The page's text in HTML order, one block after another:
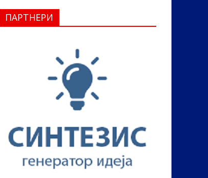
ПАРТНЕРИ